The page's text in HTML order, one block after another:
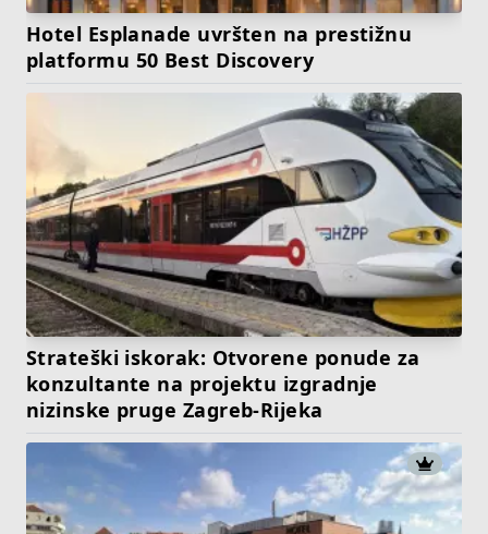
Hotel Esplanade uvršten na prestižnu
platformu 50 Best Discovery
Strateški iskorak: Otvorene ponude za
konzultante na projektu izgradnje
nizinske pruge Zagreb-Rijeka